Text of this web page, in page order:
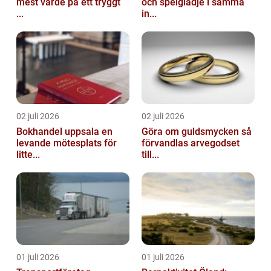
...
in...
02 juli 2026
Bokhandel uppsala en
levande mötesplats för
litte...
02 juli 2026
Göra om guldsmycken så
förvandlas arvegodset
till...
01 juli 2026 01 juli 2026